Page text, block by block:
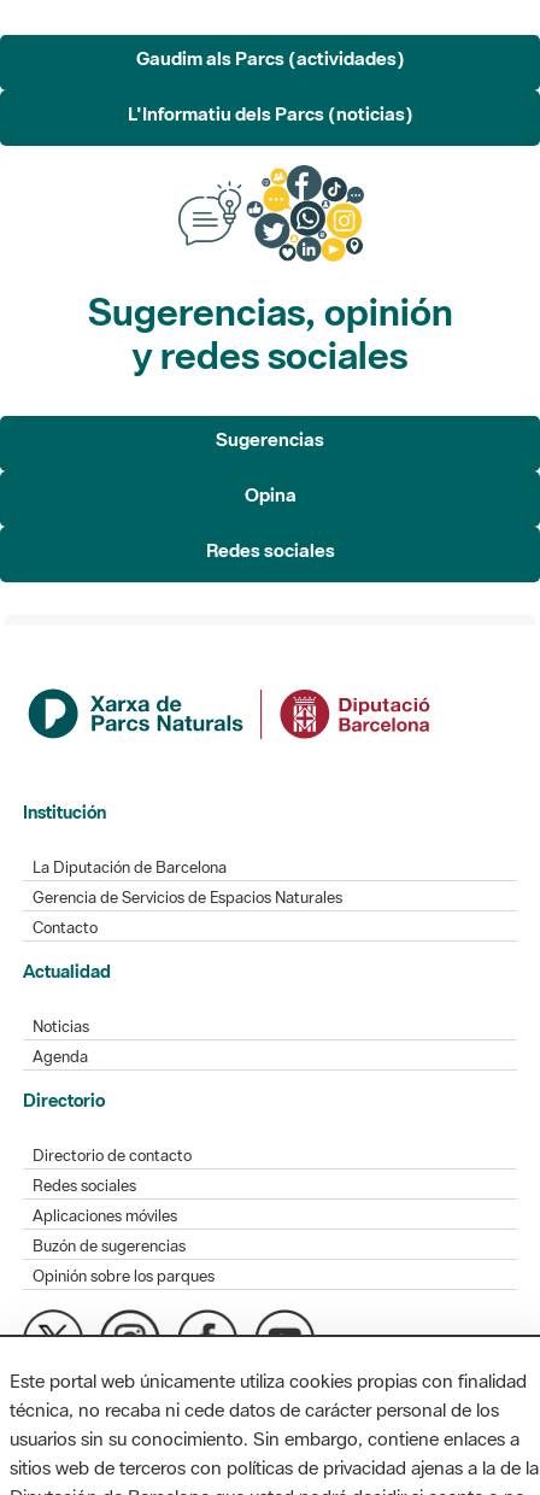
Gaudim als Parcs (actividades)
L'Informatiu dels Parcs (noticias)
Sugerencias, opinión
y redes sociales
Sugerencias
Opina
Redes sociales
Institución
La Diputación de Barcelona
Gerencia de Servicios de Espacios Naturales
Contacto
Actualidad
Noticias
Agenda
Directorio
Directorio de contacto
Redes sociales
Aplicaciones móviles
Buzón de sugerencias
Opinión sobre los parques
MAPA WEB AVISO LEGAL ACCESIBILIDAD
Diputación de Barcelona. Edifici Llacuna, 1a planta. Badajoz, 49.
08005 Barcelona. Tel. 934 022 428 / xarxaparcs@diba.cat
Este portal web únicamente utiliza cookies propias con finalidad
técnica, no recaba ni cede datos de carácter personal de los
usuarios sin su conocimiento. Sin embargo, contiene enlaces a
sitios web de terceros con políticas de privacidad ajenas a la de la